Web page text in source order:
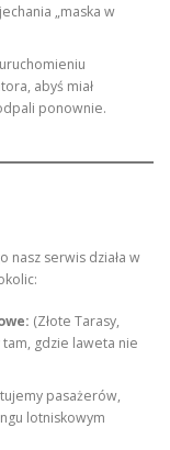
„maska w
abyś miał
ponownie.
nasz serwis działa w
(Złote Tarasy,
gdzie laweta nie
pasażerów,
lotniskowym